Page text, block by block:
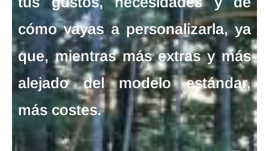
cómo vayas a personalizarla, ya
que, mientras más extras y más
alejado del modelo estándar,
más costes.